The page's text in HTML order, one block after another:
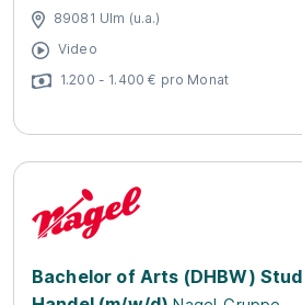
89081 Ulm (u.a.)
Video
1.200 - 1.400 € pro Monat
Bachelor of Arts (DHBW)